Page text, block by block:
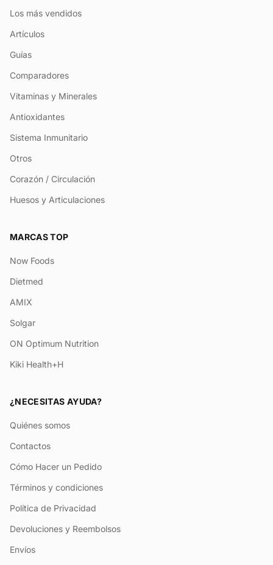
Los más vendidos
Artículos
Guías
Comparadores
Vitaminas y Minerales
Antioxidantes
Sistema Inmunitario
Otros
Corazón / Circulación
Huesos y Articulaciones
MARCAS TOP
Now Foods
Dietmed
AMIX
Solgar
ON Optimum Nutrition
Kiki Health+H
¿NECESITAS AYUDA?
Quiénes somos
Contactos
Cómo Hacer un Pedido
Términos y condiciones
Política de Privacidad
Devoluciones y Reembolsos
Envíos